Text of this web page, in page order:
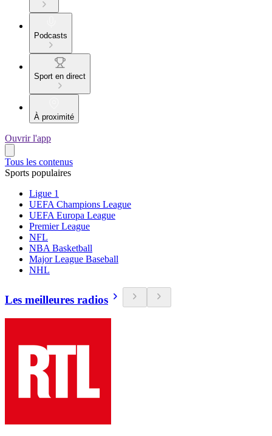
Podcasts
Sport en direct
À proximité
Ouvrir l'app
Tous les contenus
Sports populaires
Ligue 1
UEFA Champions League
UEFA Europa League
Premier League
NFL
NBA Basketball
Major League Baseball
NHL
Les meilleures radios